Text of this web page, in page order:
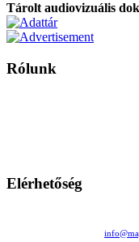
Tárolt audiovizuális
Rólunk
Elérhetőség